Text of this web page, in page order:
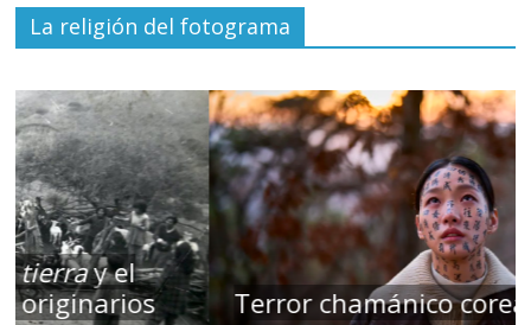
La religión del fotograma
Terror chamánico coreano